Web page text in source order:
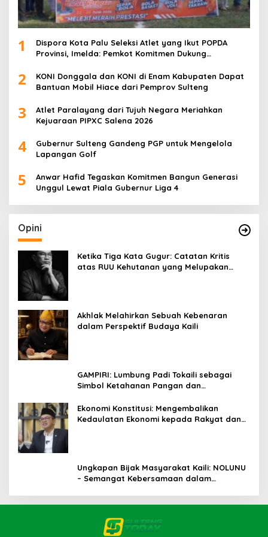
1
Dispora Kota Palu Seleksi Atlet yang Ikut POPDA
Provinsi, Imelda: Pemkot Komitmen Dukung
2
KONI Donggala dan KONI di Enam Kabupaten Dapat
Bantuan Mobil Hiace dari Pemprov Sulteng
3
Atlet Paralayang dari Tujuh Negara Meriahkan
Kejuaraan PIPXC Salena 2026
4
Gubernur Sulteng Gandeng PGP untuk Mengelola
Lapangan Golf
5
Anwar Hafid Tegaskan Komitmen Bangun Generasi
Unggul Lewat Piala Gubernur Liga 4
Opini
Ketika Tiga Kata Gugur: Catatan Kritis
atas RUU Kehutanan yang Melupakan
Akhlak Melahirkan Sebuah Kebenaran
dalam Perspektif Budaya Kaili
GAMPIRI: Lumbung Padi Tokaili sebagai
Simbol Ketahanan Pangan dan
Ekonomi Konstitusi: Mengembalikan
Kedaulatan Ekonomi kepada Rakyat dan
Ungkapan Bijak Masyarakat Kaili: NOLUNU
– Semangat Kebersamaan dalam